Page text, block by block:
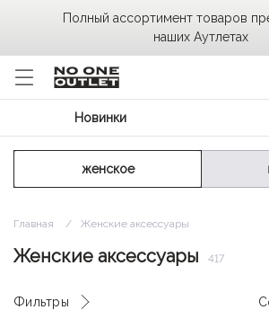
Новинки
женское
Главная Женские аксессуары
Женские аксессуары 417
Фильтры
Полный ассортимент товаров
наших Аутлетах